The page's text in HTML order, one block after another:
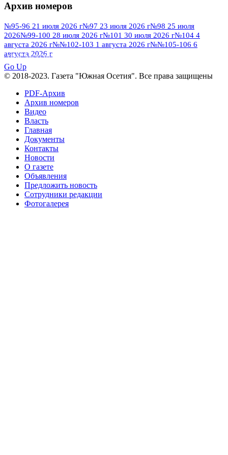
№95 7 августа 2012 г
№95 28 июля 2016 г№95+96 3 августа
2013 г№96 6 июля 2017 г№96 9 августа
2012 г №96 28 июля 2015 г
№96+97 30 июля 2016 г
№97 11 августа 2012 г
№97 30 июля 2015 г
№98 2 августа 2016 г
августа 2013 г
№98+99 11 июля 2017 г
августа 2016 г
августа 2012 г
Архив номеров
№95-96 21 июля 2026 г№97 23 июля 2026 г№98 25 июля
2026№99-100 28 июля 2026 г№101 30 июля 2026 г№104 4
августа 2026 г№№102-103 1 августа 2026 г№№105-106 6
августа 2026 г
ПОСМОТРЕТЬ ВСЕ
Go Up
© 2018-2023. Газета "Южная Осетия". Все права защищены
PDF-Архив
Архив номеров
Видео
Власть
Главная
Документы
Контакты
Новости
О газете
Объявления
Предложить новость
Сотрудники редакции
Фотогалерея